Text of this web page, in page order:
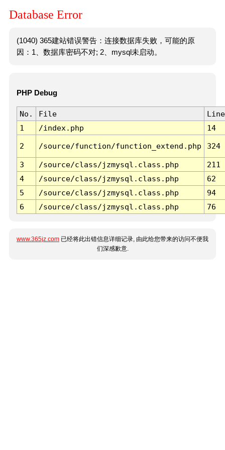
Database Error
(1040) 365建站错误警告：连接数据库失败，可能的原
因：1、数据库密码不对; 2、mysql未启动。
PHP Debug
No. File
Line
1
/index.php 14
2 /source/function/function_extend.php 324
3 /source/class/jzmysql.class.php
211
4
/source/class/jzmysql.class.php
62
5
/source/class/jzmysql.class.php
94
6
/source/class/jzmysql.class.php 76
www.365jz.com 已经将此出错信息详细记录, 由此给您带来的访问不便我
们深感歉意.